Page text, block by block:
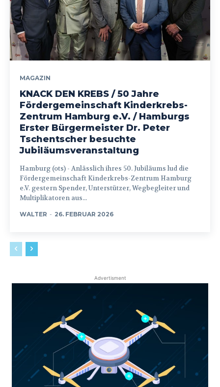
MAGAZIN
KNACK DEN KREBS / 50 Jahre
Fördergemeinschaft Kinderkrebs-
Zentrum Hamburg e.V. / Hamburgs
Erster Bürgermeister Dr. Peter
Tschentscher besuchte
Jubiläumsveranstaltung
Hamburg (ots) - Anlässlich ihres 50. Jubiläums lud die
Fördergemeinschaft Kinderkrebs-Zentrum Hamburg
e.V. gestern Spender, Unterstützer, Wegbegleiter und
Multiplikatoren aus...
WALTER - 26. FEBRUAR 2026
Advertisment